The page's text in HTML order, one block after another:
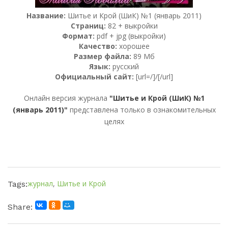
Название: Шитье и Крой (ШиК) №1 (январь 2011)
Страниц: 82 + выкройки
Формат: pdf + jpg (выкройки)
Качество: хорошее
Размер файла: 89 Мб
Язык: русский
Официальный сайт: [url=/]/[/url]
Онлайн версия журнала "Шитье и Крой (ШиК) №1
(январь 2011)" представлена только в ознакомительных
целях
Tags:журнал, Шитье и Крой
Share: